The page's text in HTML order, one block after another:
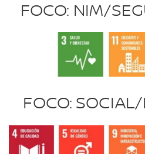
FOCO: NIM/
FOCO: